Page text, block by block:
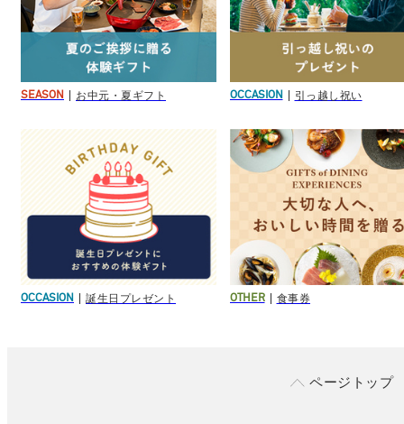
SEASON お中元・夏ギフト OCCASION 引っ越し祝い
OCCASION 誕生日プレゼント OTHER 食事券
ページトップ